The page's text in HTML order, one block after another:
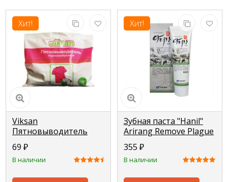
Хит!
Viksan
Пятновыводитель
250г, пакет
69 ₽
В наличии
Хит!
Зубная паста "Hanil"
Arirang Remove Plague
от зубного налета
150г
355 ₽
В наличии